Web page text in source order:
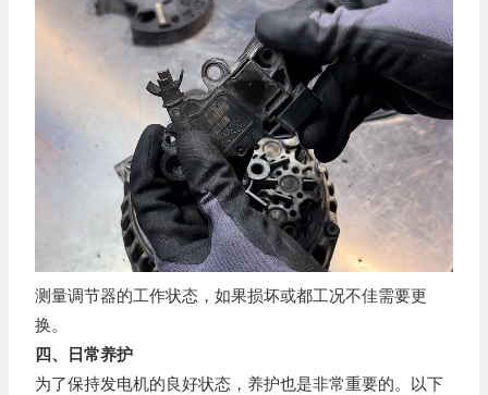
测量调节器的工作状态，如果损坏或都工况不佳需要更
换。
四、日常养护
为了保持发电机的良好状态，养护也是非常重要的。以下